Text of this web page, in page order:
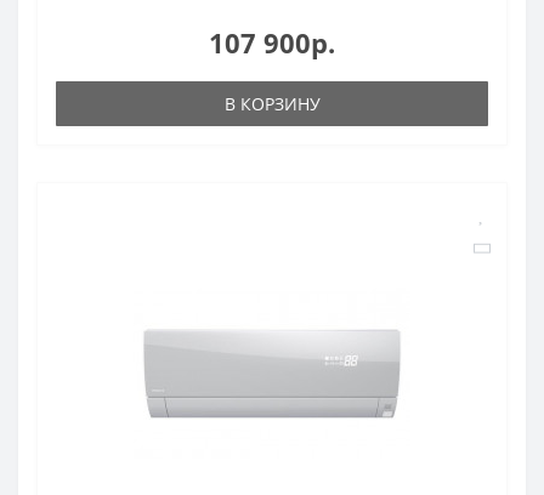
107 900р.
В КОРЗИНУ